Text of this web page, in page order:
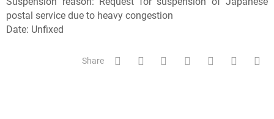
postal service due to heavy congestion
Date: Unfixed
Share